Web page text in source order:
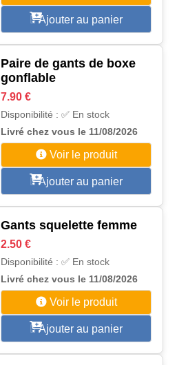
Ajouter au panier
Paire de gants de boxe
gonflable
7.90 €
Disponibilité : ✅ En stock
Livré chez vous le 11/08/2026
Voir le produit
Ajouter au panier
Gants squelette femme
2.50 €
Disponibilité : ✅ En stock
Livré chez vous le 11/08/2026
Voir le produit
Ajouter au panier